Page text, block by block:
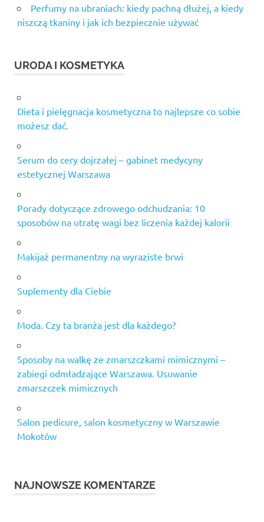
suplementy
Thermo
Speed
Extreme
Mega
Caps
Trec
Whey
Używany
na
siłownię
Perfumy na ubraniach: kiedy pachną dłużej, a kiedy
niszczą tkaniny i jak ich bezpiecznie używać
URODA I KOSMETYKA
Dieta i pielęgnacja kosmetyczna to najlepsze co sobie
możesz dać.
Serum do cery dojrzałej – gabinet medycyny
estetycznej Warszawa
Porady dotyczące zdrowego odchudzania: 10
sposobów na utratę wagi bez liczenia każdej kalorii
Makijaż permanentny na wyraziste brwi
Suplementy dla Ciebie
Moda. Czy ta branża jest dla każdego?
Sposoby na walkę ze zmarszczkami mimicznymi –
zabiegi odmładzające Warszawa. Usuwanie
zmarszczek mimicznych
Salon pedicure, salon kosmetyczny w Warszawie
Mokotów
NAJNOWSZE KOMENTARZE